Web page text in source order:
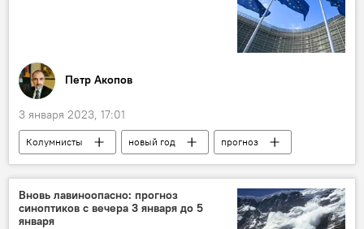
Петр Акопов
3 января 2023, 17:01
Колумнисты новый год
прогноз
США
Европа Россия
Вновь лавиноопасно: прогноз
синоптиков с вечера 3 января до 5
января